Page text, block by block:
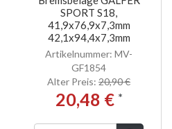
SPORT S18,
41,9x76,9x7,3mm
42,1x94,4x7,3mm
Artikelnummer: MV-
GF1854
Alter Preis: 20,90 €
20,48 € *